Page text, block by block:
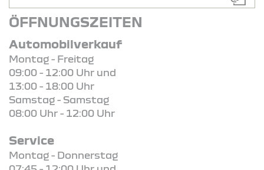
ÖFFNUNGSZEITEN
Automobilverkauf
Montag - Freitag
09:00 - 12:00 Uhr und
13:00 - 18:00 Uhr
Samstag - Samstag
08:00 Uhr - 12:00 Uhr
Service
Montag - Donnerstag